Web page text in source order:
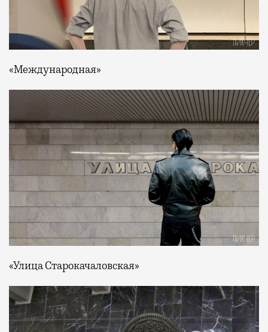
«Международная»
«Улица Старокачаловская»